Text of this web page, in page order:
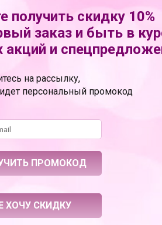
Mamia в
США
получить скидку 10%
заказ и быть в
акций и
на рассылку,
персональный промокод
ХОЧУ СКИДКУ